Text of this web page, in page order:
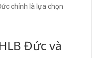
chính là lựa chọn
Đức và